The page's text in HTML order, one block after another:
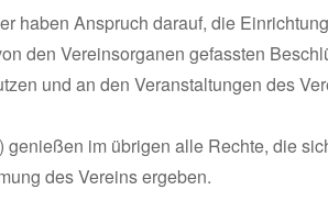
haben Anspruch darauf, die
den Vereinsorganen gefassten
und an den Veranstaltungen des
genießen im übrigen alle Rechte, die
des Vereins ergeben.